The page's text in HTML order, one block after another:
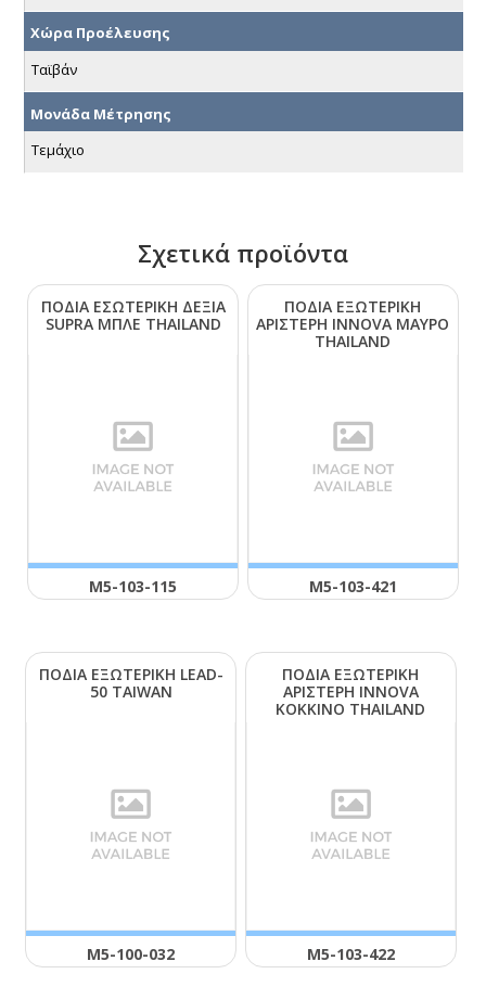
Χώρα Προέλευσης
Ταϊβάν
Μονάδα Μέτρησης
Τεμάχιο
Σχετικά προϊόντα
ΠΟΔΙΑ ΕΣΩΤΕΡΙΚΗ ΔΕΞΙΑ
SUΡRΑ ΜΠΛΕ ΤΗΑΙLΑΝD
Μ5-103-115
ΠΟΔΙΑ ΕΞΩΤΕΡΙΚΗ
ΑΡΙΣΤΕΡΗ ΙΝΝΟVΑ ΜΑΥΡΟ
ΤΗΑΙLΑΝD
Μ5-103-421
ΠΟΔΙΑ ΕΞΩΤΕΡΙΚΗ LΕΑD-
50 ΤΑΙWΑΝ
Μ5-100-032
ΠΟΔΙΑ ΕΞΩΤΕΡΙΚΗ
ΑΡΙΣΤΕΡΗ ΙΝΝΟVΑ
ΚΟΚΚΙΝΟ ΤΗΑΙLΑΝD
Μ5-103-422